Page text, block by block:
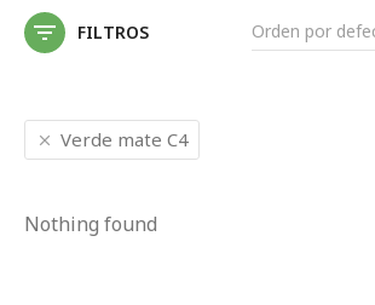
FILTROS
Verde mate C4
Nothing found